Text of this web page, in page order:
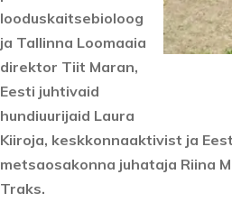
looduskaitsebioloog
ja Tallinna Loomaaia
direktor Tiit Maran,
Eesti juhtivaid
hundiuurijaid Laura
Kiiroja, keskkonnaaktivist ja
metsaosakonna juhataja Riina
Traks.